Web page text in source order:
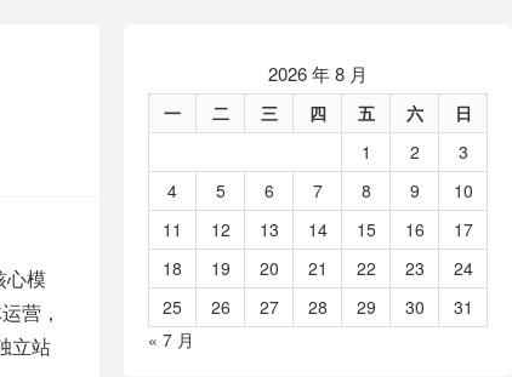
心模
营，
立站
2026 年 8 月
一 二 三 四 五 六
日
1
2
3
4
5 6 7 8 9
10
11
12 13 14 15 16
17
18
19 20 21 22 23
24
25
26 27 28 29 30
31
« 7 月